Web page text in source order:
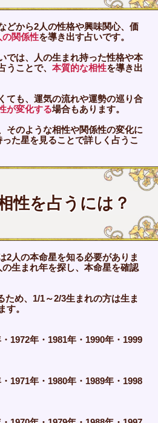
どから2人の性格や興味関心、価
の関係性を導き出す占いです。
では、人の生まれ持った性格や本
うことで、 本質的な相性を導き出
ても、運気の流れや運勢の巡り合
が変化する場合もあります。
そのような相性や関係性の変化に
た星を見ることで詳しく占うこ
性を占うには？
2人の本命星を知る必要がありま
生まれ年を探し、本命星を確認
め、1/1～2/3生まれの方は生ま
す。
1972年・1981年・1990年・1999
1971年・1980年・1989年・1998